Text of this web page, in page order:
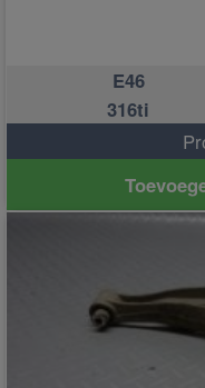
E46
316ti